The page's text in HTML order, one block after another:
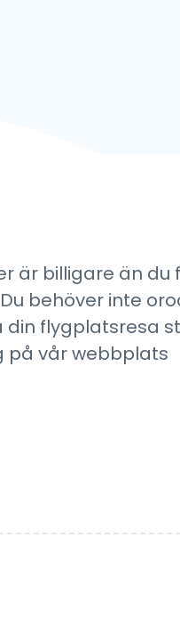
är billigare än du
behöver inte
flygplatsresa
på vår webbplats